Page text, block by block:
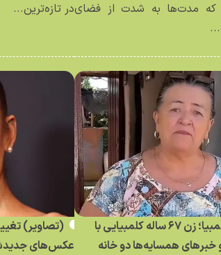
که مدت‌ها به شدت از فضایدر تازه‌ترین...
ملکه شایعه کلمبیا؛ زن ۶۷ ساله کلمبیایی با
همسایه‌ها دو خانه
(تصاویر)
عکس‌های جدیدش؛